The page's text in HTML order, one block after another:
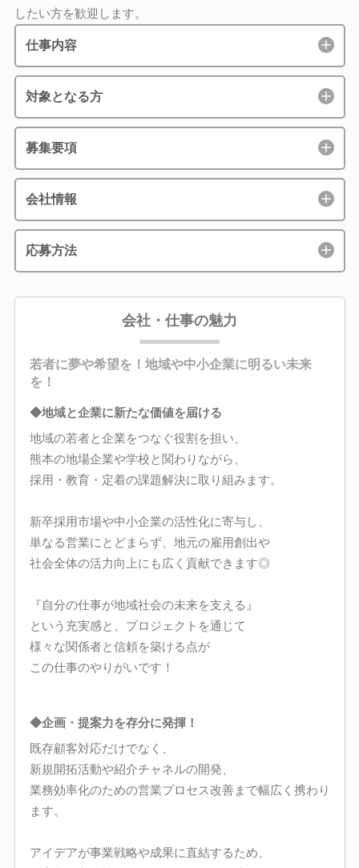
したい方を歓迎します。
仕事内容
対象となる方
募集要項
会社情報
応募方法
会社・仕事の魅力
若者に夢や希望を！地域や中小企業に明るい未来
を！
◆地域と企業に新たな価値を届ける
地域の若者と企業をつなぐ役割を担い、
熊本の地場企業や学校と関わりながら、
採用・教育・定着の課題解決に取り組みます。
新卒採用市場や中小企業の活性化に寄与し、
単なる営業にとどまらず、地元の雇用創出や
社会全体の活力向上にも広く貢献できます◎
『自分の仕事が地域社会の未来を支える』
という充実感と、プロジェクトを通じて
様々な関係者と信頼を築ける点が
この仕事のやりがいです！
◆企画・提案力を存分に発揮！
既存顧客対応だけでなく、
新規開拓活動や紹介チャネルの開発、
業務効率化のための営業プロセス改善まで幅広く携わり
ます。
アイデアが事業戦略や成果に直結するため、